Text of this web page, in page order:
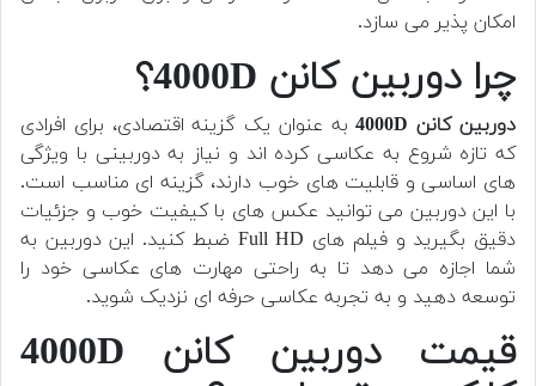
امکان پذیر می سازد.
چرا دوربین کانن 4000D؟
دوربین کانن 4000D
به عنوان یک گزینه اقتصادی، برای افرادی
که تازه شروع به عکاسی کرده اند و نیاز به دوربینی با ویژگی
های اساسی و قابلیت های خوب دارند، گزینه ای مناسب است.
با این دوربین می توانید عکس های با کیفیت خوب و جزئیات
دقیق بگیرید و فیلم های Full HD ضبط کنید. این دوربین به
شما اجازه می دهد تا به راحتی مهارت های عکاسی خود را
توسعه دهید و به تجربه عکاسی حرفه ای نزدیک شوید.
قیمت دوربین کانن 4000D